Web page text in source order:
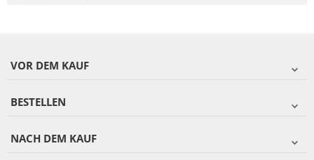
VOR DEM KAUF
BESTELLEN
NACH DEM KAUF